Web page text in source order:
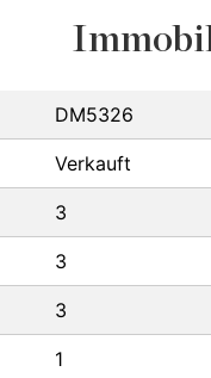
DM5326
Verkauft
3
3
3
1